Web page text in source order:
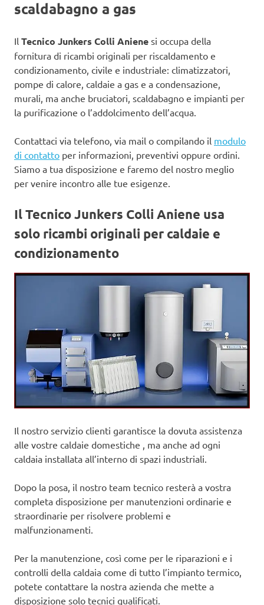
scaldabagno a gas
Il Tecnico Junkers Colli Aniene si occupa della
fornitura di ricambi originali per riscaldamento e
condizionamento, civile e industriale: climatizzatori,
pompe di calore, caldaie a gas e a condensazione,
murali, ma anche bruciatori, scaldabagno e impianti per
la purificazione o l’addolcimento dell’acqua.
Contattaci via telefono, via mail o compilando il modulo
di contatto per informazioni, preventivi oppure ordini.
Siamo a tua disposizione e faremo del nostro meglio
per venire incontro alle tue esigenze.
Il Tecnico Junkers Colli Aniene usa
solo ricambi originali per caldaie e
condizionamento
Il nostro servizio clienti garantisce la dovuta assistenza
alle vostre caldaie domestiche , ma anche ad ogni
caldaia installata all’interno di spazi industriali.
Dopo la posa, il nostro team tecnico resterà a vostra
completa disposizione per manutenzioni ordinarie e
straordinarie per risolvere problemi e
malfunzionamenti.
Per la manutenzione, così come per le riparazioni e i
controlli della caldaia come di tutto l’impianto termico,
potete contattare la nostra azienda che mette a
disposizione solo tecnici qualificati.